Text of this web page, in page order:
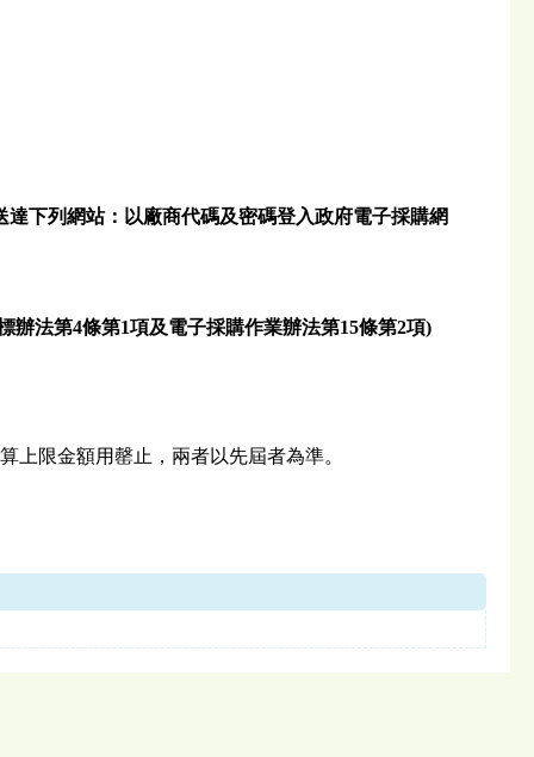
達下列網站：以廠商代碼及密碼登入政府電子採購網
法第4條第1項及電子採購作業辦法第15條第2項)
上限金額用罄止，兩者以先屆者為準。